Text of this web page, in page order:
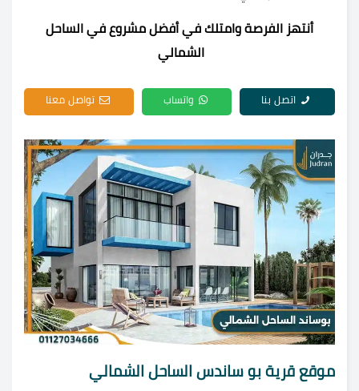
أنتهز الفرصة وامتلك في أفضل مشروع في الساحل
الشمالي
اتصل بنا واتساب تواصل معنا
موقع قرية بو ساندس الساحل الشمالي